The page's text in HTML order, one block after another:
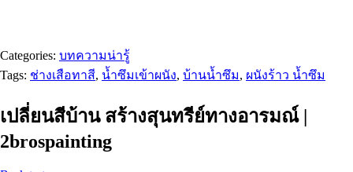
Categories: บทความน่ารู้
Tags: ช่างเสือทาสี, น้ำซึมเข้าผนัง, บ้านน้ำซึม, ผนังร้าว น้ำซึม
เปลี่ยนสีบ้าน สร้างสุนทรีย์ทางอารมณ์ |
2brospainting